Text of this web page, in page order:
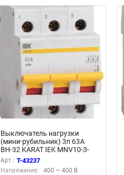
Выключатель нагрузки
(мини-рубильник) 3п 63А
ВН-32 KARAT IEK MNV10-3-
063
Арт.: T-43237
Напряжение:
400 — 400 В